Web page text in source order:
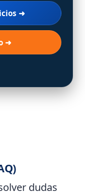
➜
➜
dudas